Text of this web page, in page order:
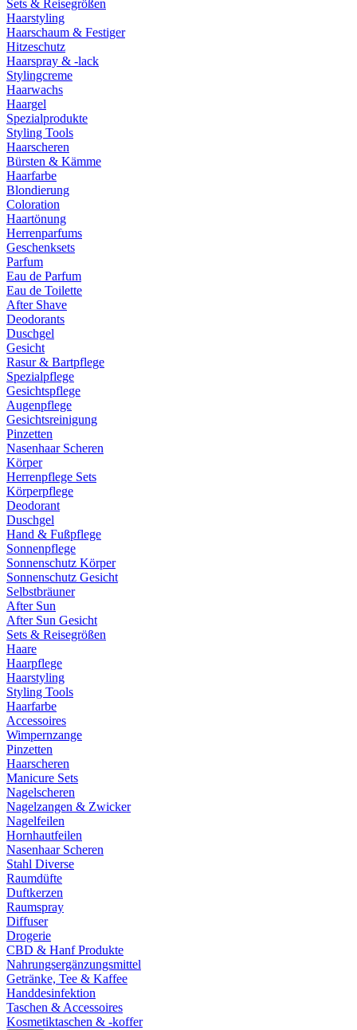
Sets & Reisegrößen
Haarstyling
Haarschaum & Festiger
Hitzeschutz
Haarspray & -lack
Stylingcreme
Haarwachs
Haargel
Spezialprodukte
Styling Tools
Haarscheren
Bürsten & Kämme
Haarfarbe
Blondierung
Coloration
Haartönung
Herrenparfums
Geschenksets
Parfum
Eau de Parfum
Eau de Toilette
After Shave
Deodorants
Duschgel
Gesicht
Rasur & Bartpflege
Spezialpflege
Gesichtspflege
Augenpflege
Gesichtsreinigung
Pinzetten
Nasenhaar Scheren
Körper
Herrenpflege Sets
Körperpflege
Deodorant
Duschgel
Hand & Fußpflege
Sonnenpflege
Sonnenschutz Körper
Sonnenschutz Gesicht
Selbstbräuner
After Sun
After Sun Gesicht
Sets & Reisegrößen
Haare
Haarpflege
Haarstyling
Styling Tools
Haarfarbe
Accessoires
Wimpernzange
Pinzetten
Haarscheren
Manicure Sets
Nagelscheren
Nagelzangen & Zwicker
Nagelfeilen
Hornhautfeilen
Nasenhaar Scheren
Stahl Diverse
Raumdüfte
Duftkerzen
Raumspray
Diffuser
Drogerie
CBD & Hanf Produkte
Nahrungsergänzungsmittel
Getränke, Tee & Kaffee
Handdesinfektion
Taschen & Accessoires
Kosmetiktaschen & -koffer